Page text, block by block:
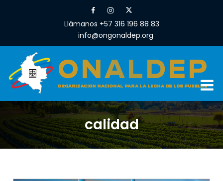
Llámanos +57 316 196 88 83
info@ongonaldep.org
calidad